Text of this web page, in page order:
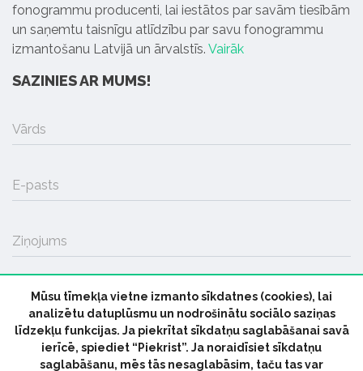
fonogrammu producenti, lai iestātos par savām tiesībām
un saņemtu taisnīgu atlīdzību par savu fonogrammu
izmantošanu Latvijā un ārvalstīs. Vairāk
SAZINIES AR MUMS!
Vārds
E-pasts
Ziņojums
SŪTĪT
Mūsu tīmekļa vietne izmanto sīkdatnes (cookies), lai
analizētu datuplūsmu un nodrošinātu sociālo saziņas
līdzekļu funkcijas. Ja piekrītat sīkdatņu saglabāšanai savā
ierīcē, spiediet “Piekrist”. Ja noraidīsiet sīkdatņu
saglabāšanu, mēs tās nesaglabāsim, taču tas var